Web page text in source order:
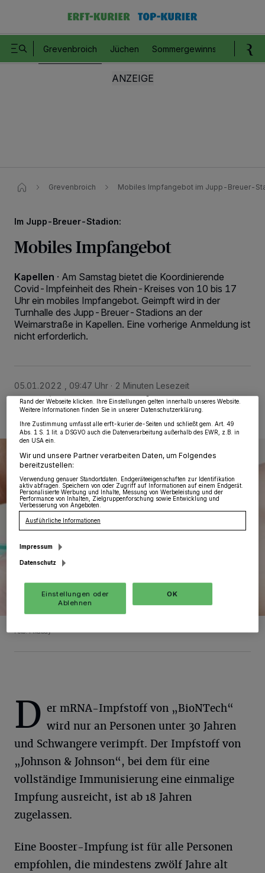
Grevenbroich Jüchen Sommergewinnspiel
Grevenbroich Mobiles Impfangebot im Jupp-Breuer-
Im Jupp-Breuer-Stadion:
Mobiles Impfangebot
Kapellen · Am Samstag bietet die Koordinierende
Covid-Impfeinheit des Rhein-Kreises von 10 bis 17
Uhr ein mobiles Impfangebot. Geimpft wird in der
Turnhalle des Jupp-Breuer-Stadions an der
Weimarstraße in Kapellen. Eine vorherige Anmeldung ist
nicht erforderlich.
05.01.2022 , 09:47 Uhr 2 Minuten Lesezeit
Foto: Pixabay
D er mRNA-Impfstoff von „BioNTech“
wird nur an Personen unter 30 Jahren
und Schwangere verimpft. Der Impfstoff von
„Johnson & Johnson“, bei dem für eine
vollständige Immunisierung eine einmalige
Impfung ausreicht, ist ab 18 Jahren
zugelassen.
Eine Booster-Impfung ist für alle Personen
empfohlen, die mindestens zwölf Jahre alt
Wir und unsere218-Partner speichern und greifen auf personenbezogene Daten
wieder aufrufen, um Ihre Einstellungen zu ändern oder Ihre Einwilligung zu
Rand der Webseite klicken. Ihre Einstellungen gelten innerhalb unseres Website.
Weitere Informationen finden Sie in unserer Datenschutzerklärung.
Ihre Zustimmung umfasst alle erft-kurier.de-Seiten und schließt gem. Art. 49
Abs. 1 S. 1 lit. a DSGVO auch die Datenverarbeitung außerhalb des EWR, z.B. in
den USA ein.
Wir und unsere Partner verarbeiten Daten, um Folgendes
bereitzustellen:
Verwendung genauer Standortdaten. Endgeräteeigenschaften zur Identifikation
aktiv abfragen. Speichern von oder Zugriff auf Informationen auf einem Endgerät.
Personalisierte Werbung und Inhalte, Messung von Werbeleistung und der
Performance von Inhalten, Zielgruppenforschung sowie Entwicklung und
Verbesserung von Angeboten.
Ausführliche Informationen
Impressum
Datenschutz
Einstellungen oder
Ablehnen
OK